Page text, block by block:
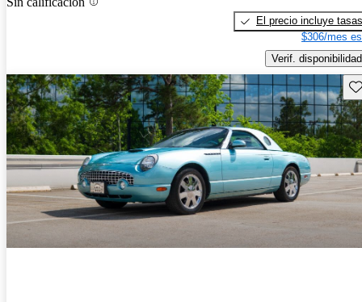
El precio incluye tasas
$306/mes
Verif. disponibilidad